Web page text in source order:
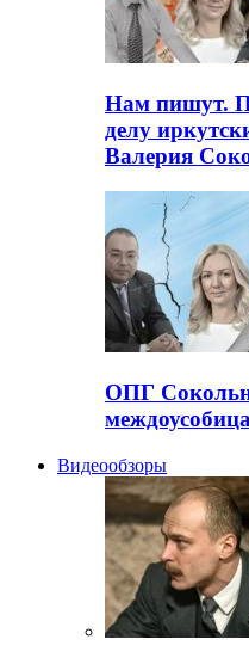
Нам пишут.
делу
Валерия
ОПГ
Видеообзоры